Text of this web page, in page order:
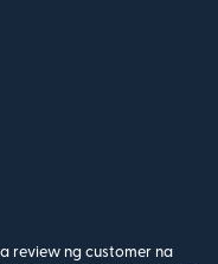
review ng customer na